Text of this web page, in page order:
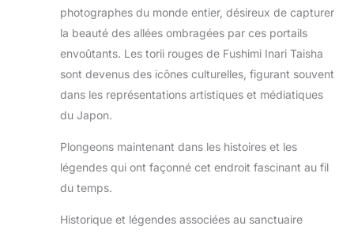
photographes du monde entier, désireux de capturer
la beauté des allées ombragées par ces portails
envoûtants. Les torii rouges de Fushimi Inari Taisha
sont devenus des icônes culturelles, figurant souvent
dans les représentations artistiques et médiatiques
du Japon.
Plongeons maintenant dans les histoires et les
légendes qui ont façonné cet endroit fascinant au fil
du temps.
Historique et légendes associées au sanctuaire